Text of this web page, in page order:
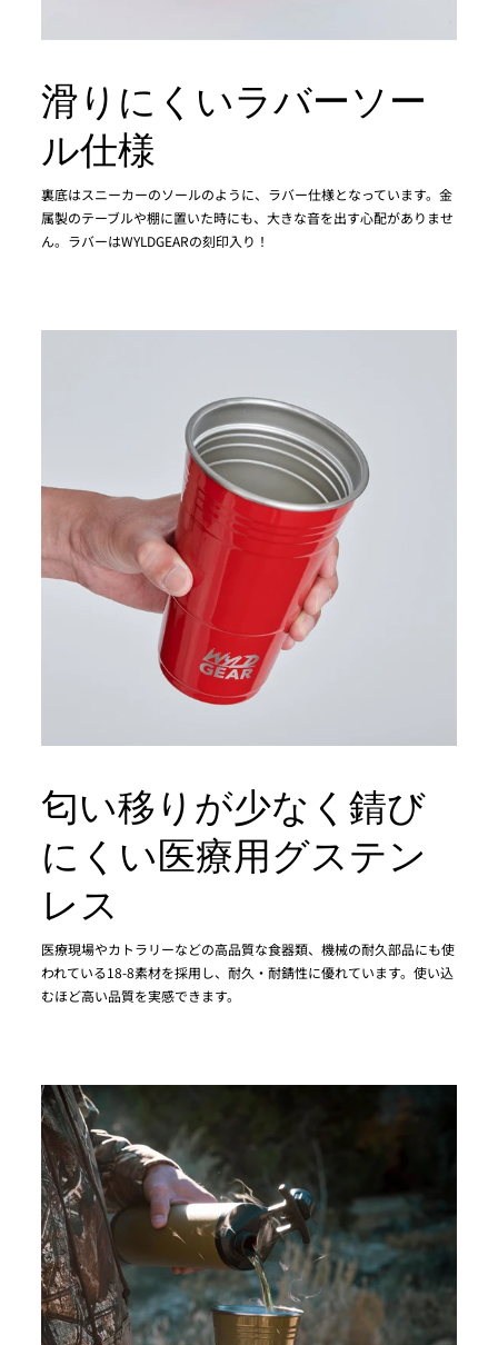
滑りにくいラバーソー
ル仕様
裏底はスニーカーのソールのように、ラバー仕様となっています。金
属製のテーブルや棚に置いた時にも、大きな音を出す心配がありませ
ん。ラバーはWYLDGEARの刻印入り！
匂い移りが少なく錆び
にくい医療用グステン
レス
医療現場やカトラリーなどの高品質な食器類、機械の耐久部品にも使
われている18-8素材を採用し、耐久・耐錆性に優れています。使い込
むほど高い品質を実感できます。